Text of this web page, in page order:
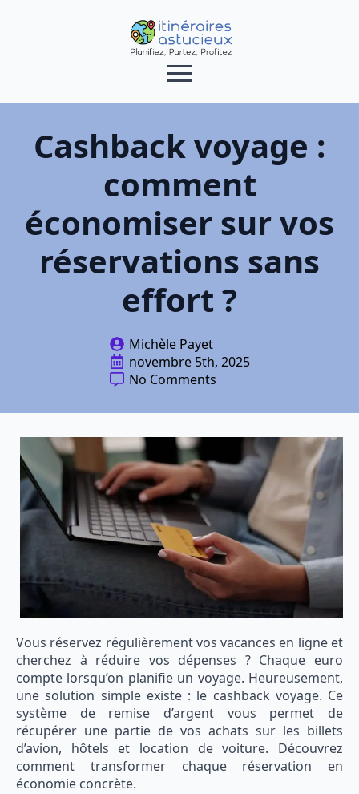
Cashback voyage :
comment
économiser sur vos
réservations sans
effort ?
Michèle Payet
novembre 5th, 2025
No Comments
Vous réservez régulièrement vos vacances en ligne et
cherchez à réduire vos dépenses ? Chaque euro
compte lorsqu’on planifie un voyage. Heureusement,
une solution simple existe : le cashback voyage. Ce
système de remise d’argent vous permet de
récupérer une partie de vos achats sur les billets
d’avion, hôtels et location de voiture. Découvrez
comment transformer chaque réservation en
économie concrète.